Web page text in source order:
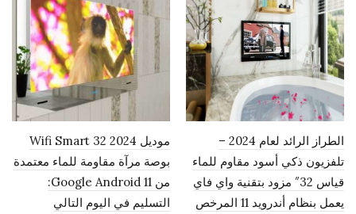
الطراز الرائد لعام 2024 –
تلفزيون ذكي أسود مقاوم للماء
قياس 32″ مزود بتقنية واي فاي
يعمل بنظام أندرويد 11 المرخص
موديل 2024 Wifi Smart 32
بوصة مرآة مقاومة للماء معتمدة
من Google Android 11:
التسليم في اليوم التالي